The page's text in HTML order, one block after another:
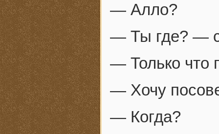
— Алло?
— Ты где? —
— Только что
— Хочу
— Когда?